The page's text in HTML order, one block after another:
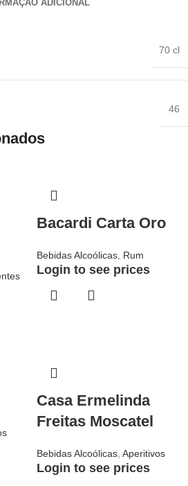
ADICIONAL
70 cl
46
Bacardi Carta Oro
Bebidas Alcoólicas, Rum
Login to see prices
Casa Ermelinda
Freitas Moscatel
Bebidas Alcoólicas, Aperitivos
Login to see prices